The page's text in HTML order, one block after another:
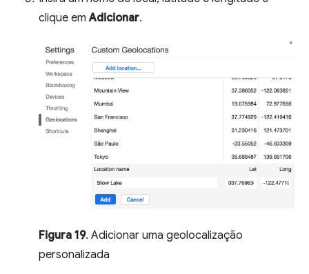
clique emAdicionar.
Figura 19. Adicionar uma geolocalização
personalizada